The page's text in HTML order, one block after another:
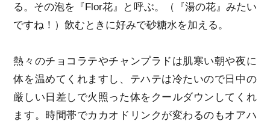
る。その泡を『Flor花』と呼ぶ。（『湯の花』みたい
ですね！）飲むときに好みで砂糖水を加える。
熱々のチョコラテやチャンプラドは肌寒い朝や夜に
体を温めてくれますし、テハテは冷たいので日中の
厳しい日差しで火照った体をクールダウンしてくれ
ます。時間帯でカカオドリンクが変わるのもオアハ